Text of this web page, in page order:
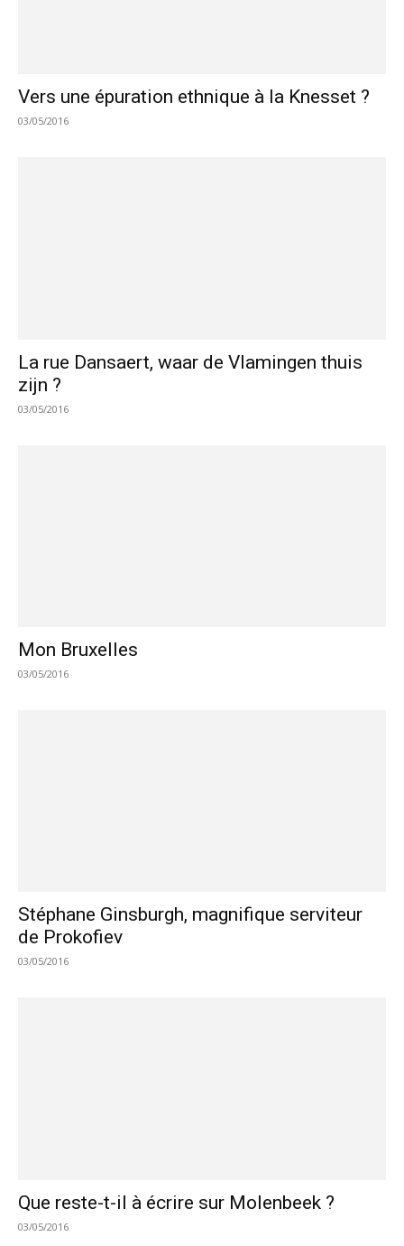
Vers une épuration ethnique à la Knesset ?
03/05/2016
La rue Dansaert, waar de Vlamingen thuis
zijn ?
03/05/2016
Mon Bruxelles
03/05/2016
Stéphane Ginsburgh, magnifique serviteur
de Prokofiev
03/05/2016
Que reste-t-il à écrire sur Molenbeek ?
03/05/2016